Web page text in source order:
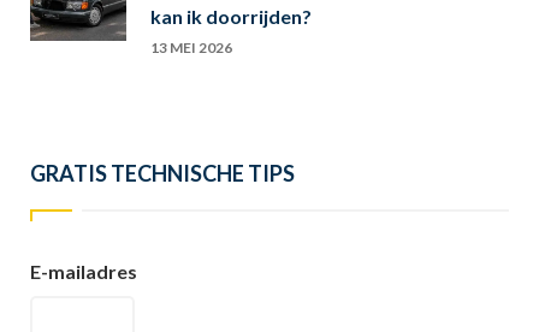
kan ik doorrijden?
13 MEI 2026
GRATIS TECHNISCHE TIPS
E-mailadres